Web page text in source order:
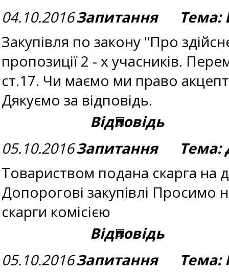
04.10.2016Запитання Тема:
Закупівля по закону "Про
пропозиції 2 - х учасників.
ст.17. Чи маємо ми право
Дякуємо за відповідь.
Відповідь
05.10.2016Запитання Тема:
Товариством подана скарга на
Допорогові закупівлі Просимо
скарги комісією
Відповідь
05.10.2016Запитання Тема: